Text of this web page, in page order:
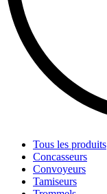
Tous les produits
Concasseurs
Convoyeurs
Tamiseurs